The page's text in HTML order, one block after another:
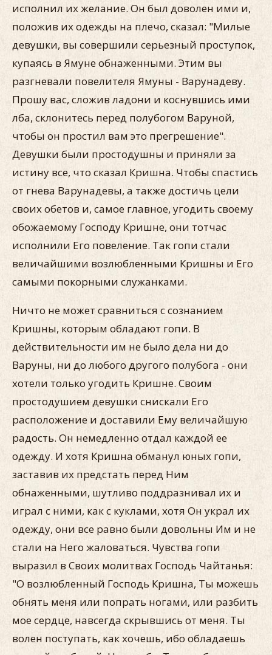
исполнил их желание. Он был доволен ими и,
положив их одежды на плечо, сказал: "Милые
девушки, вы совершили серьезный проступок,
купаясь в Ямуне обнаженными. Этим вы
разгневали повелителя Ямуны - Варунадеву.
Прошу вас, сложив ладони и коснувшись ими
лба, склонитесь перед полубогом Варуной,
чтобы он простил вам это прегрешение".
Девушки были простодушны и приняли за
истину все, что сказал Кришна. Чтобы спастись
от гнева Варунадевы, а также достичь цели
своих обетов и, самое главное, угодить своему
обожаемому Господу Кришне, они тотчас
исполнили Его повеление. Так гопи стали
величайшими возлюбленными Кришны и Его
самыми покорными служанками.
Ничто не может сравниться с сознанием
Кришны, которым обладают гопи. В
действительности им не было дела ни до
Варуны, ни до любого другого полубога - они
хотели только угодить Кришне. Своим
простодушием девушки снискали Его
расположение и доставили Ему величайшую
радость. Он немедленно отдал каждой ее
одежду. И хотя Кришна обманул юных гопи,
заставив их предстать перед Ним
обнаженными, шутливо поддразнивал их и
играл с ними, как с куклами, хотя Он украл их
одежду, они все равно были довольны Им и не
стали на Него жаловаться. Чувства гопи
выразил в Своих молитвах Господь Чайтанья:
"О возлюбленный Господь Кришна, Ты можешь
обнять меня или попрать ногами, или разбить
мое сердце, навсегда скрывшись от меня. Ты
волен поступать, как хочешь, ибо обладаешь